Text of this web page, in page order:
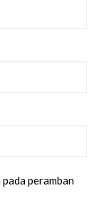
pada peramban